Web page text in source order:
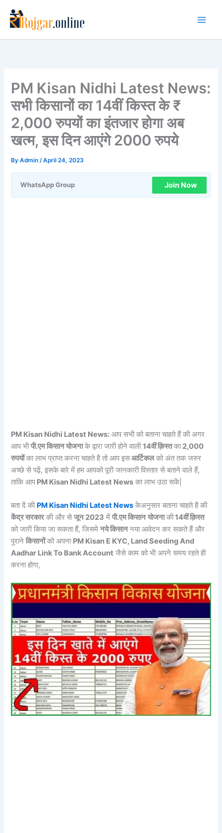
content
PM Kisan Nidhi Latest News:
सभी किसानों का 14वीं किस्त के ₹
2,000 रुपयों का इंतजार होगा अब
खत्म, इस दिन आएंगे 2000 रुपये
ByAdmin/April 24, 2023
WhatsApp Group Join Now
PM Kisan Nidhi Latest News: आप सभी को बताना चाहते हैं की अगर
आप भीपी.एम किसान योजनाके द्वारा जारी होने वाली14वीं क़िस्तका2,000
रुपयोंका लाभ प्राप्त करना चाहते है तो आप इसआर्टिकलको अंत तक जरुर
अच्छे से पढ़ें, इसके बारे में हम आपको पूरी जानकारी विस्तार से बताने वाले हैं,
ताकि आपPM Kisan Nidhi Latest News का लाभ उठा सकें|
बता दें की PM Kisan Nidhi Latest News केअनुसार बताना चाहते है की
केंद्र सरकारकी और सेजून 2023 मेंपी.एम किसान योजनाकी14वीं क़िस्त
को जारी किया जा सकता हैं, जिसमेनये किसाननया आवेदन कर सकते हैं और
पुरानेकिसानोंको अपना PM Kisan E KYC, Land Seeding And
Aadhar Link To Bank Account जैसे काम को भी अपने समय रहते ही
करना होगा,